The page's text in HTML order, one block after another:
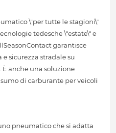
\"per tutte le stagioni\"
tedesche \"estate\" e
garantisce
sicurezza stradale su
anche una soluzione
di carburante per veicoli
pneumatico che si adatta